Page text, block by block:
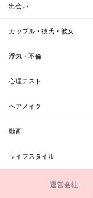
出会い
カップル・彼氏・彼女
浮気・不倫
心理テスト
ヘアメイク
動画
ライフスタイル
運営会社